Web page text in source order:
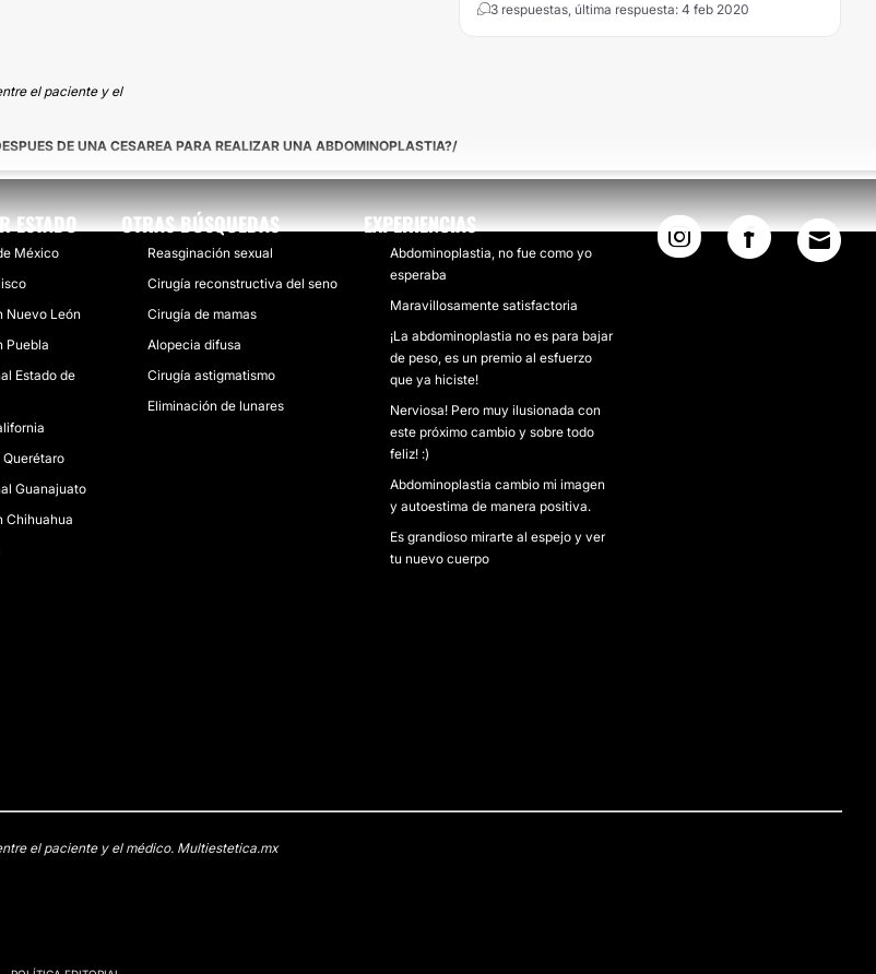
3 respuestas, última respuesta: 4 feb 2020
el paciente y el
DE UNA CESAREA PARA REALIZAR UNA ABDOMINOPLASTIA?
ESTADO
México
Nuevo León
Puebla
Estado de
Guanajuato
Chihuahua
OTRAS BÚSQUEDAS
Reasginación sexual
Cirugía reconstructiva del seno
Cirugía de mamas
Alopecia difusa
Cirugía astigmatismo
Eliminación de lunares
EXPERIENCIAS
Abdominoplastia, no fue como yo
esperaba
Maravillosamente satisfactoria
¡La abdominoplastia no es para bajar
de peso, es un premio al esfuerzo
que ya hiciste!
Nerviosa! Pero muy ilusionada con
este próximo cambio y sobre todo
feliz! :)
Abdominoplastia cambio mi imagen
y autoestima de manera positiva.
Es grandioso mirarte al espejo y ver
tu nuevo cuerpo
el paciente y el médico. Multiestetica.mx